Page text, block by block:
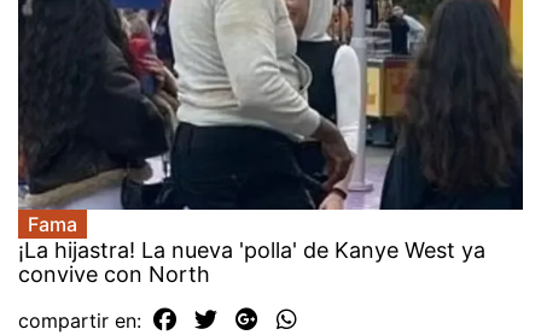
Fama
¡La hijastra! La nueva 'polla' de Kanye West ya
convive con North
compartir en: